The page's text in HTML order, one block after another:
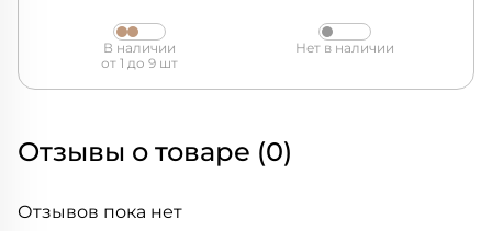
В наличии
от 1 до 9 шт
Нет в наличии
Отзывы о товаре (0)
Отзывов пока нет